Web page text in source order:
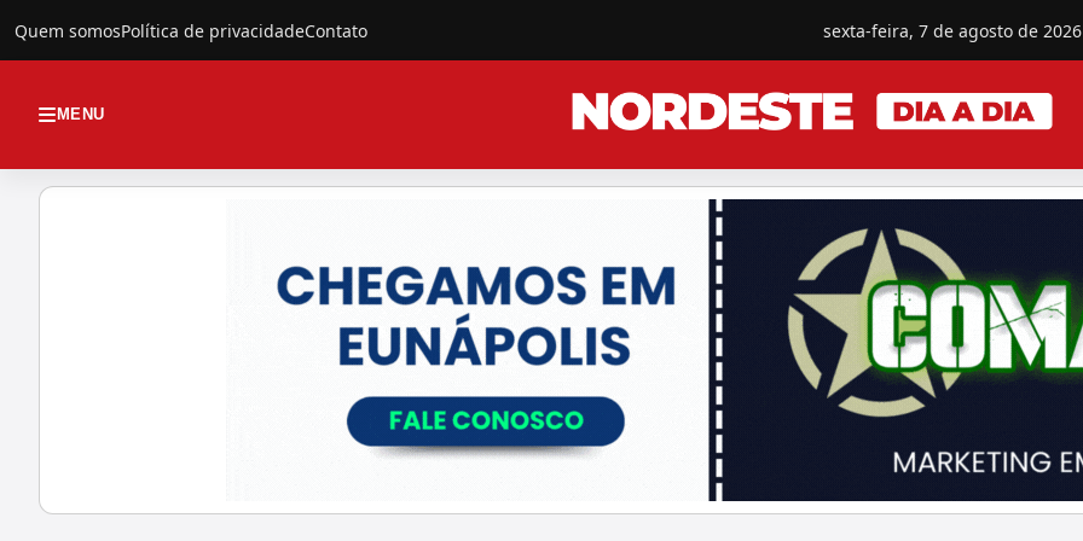
Quem somosPolítica de privacidadeContato sexta-feira, 7 de agosto de 2026
MENU